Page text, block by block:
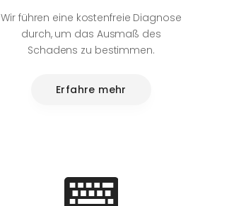
Wir führen eine kostenfreie Diagnose
durch, um das Ausmaß des
Schadens zu bestimmen.
Erfahre mehr